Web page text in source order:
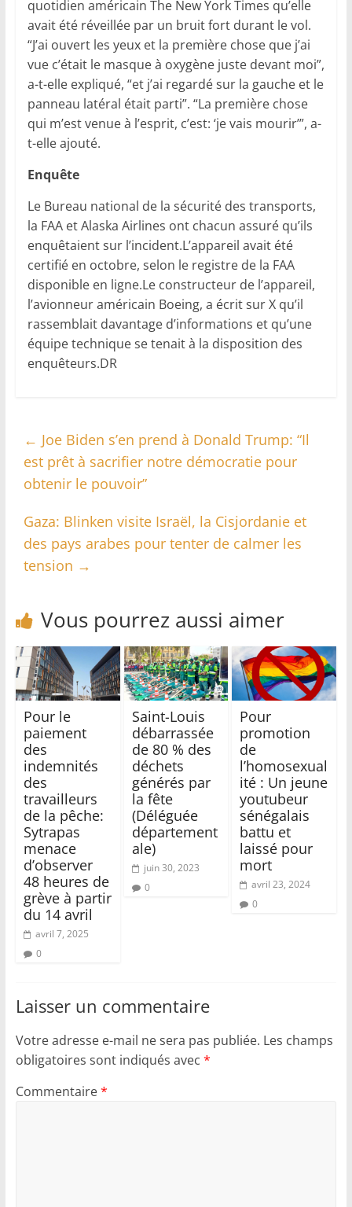
quotidien américain The New York Times qu’elle
avait été réveillée par un bruit fort durant le vol.
“J’ai ouvert les yeux et la première chose que j’ai
vue c’était le masque à oxygène juste devant moi”,
a-t-elle expliqué, “et j’ai regardé sur la gauche et le
panneau latéral était parti”. “La première chose
qui m’est venue à l’esprit, c’est: ‘je vais mourir’”, a-
t-elle ajouté.
Enquête
Le Bureau national de la sécurité des transports,
la FAA et Alaska Airlines ont chacun assuré qu’ils
enquêtaient sur l’incident.L’appareil avait été
certifié en octobre, selon le registre de la FAA
disponible en ligne.Le constructeur de l’appareil,
l’avionneur américain Boeing, a écrit sur X qu’il
rassemblait davantage d’informations et qu’une
équipe technique se tenait à la disposition des
enquêteurs.DR
← Joe Biden s’en prend à Donald Trump: “Il
est prêt à sacrifier notre démocratie pour
obtenir le pouvoir”
Gaza: Blinken visite Israël, la Cisjordanie et
des pays arabes pour tenter de calmer les
tension →
Vous pourrez aussi aimer
Pour le
paiement
des
indemnités
des
travailleurs
de la pêche:
Sytrapas
menace
d’observer
48 heures de
grève à partir
du 14 avril
avril 7, 2025
0
Saint-Louis
débarrassée
de 80 % des
déchets
générés par
la fête
(Déléguée
département
ale)
juin 30, 2023
0
Pour
promotion
de
l’homosexual
ité : Un jeune
youtubeur
sénégalais
battu et
laissé pour
mort
avril 23, 2024
0
Laisser un commentaire
Votre adresse e-mail ne sera pas publiée. Les champs
obligatoires sont indiqués avec *
Commentaire*